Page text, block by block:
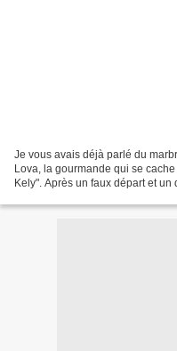
Je vous avais déjà parlé du
Lova, la gourmande qui se
Kely". Après un faux départ et un